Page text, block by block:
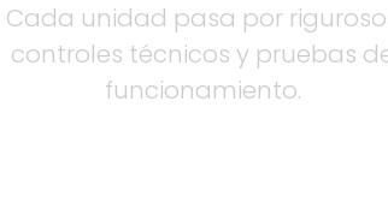
Cada unidad pasa por
controles técnicos y pruebas
funcionamiento.